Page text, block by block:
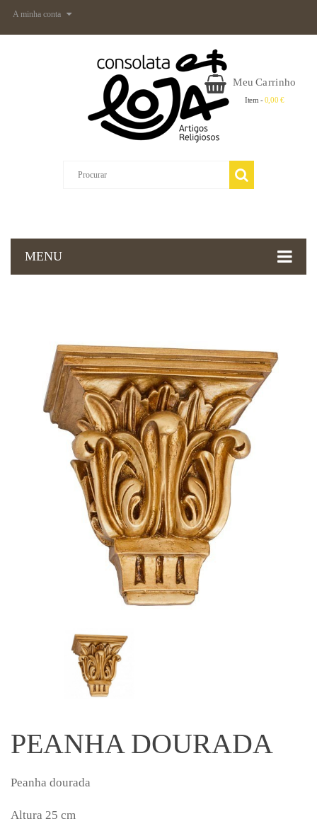
A minha conta
Meu Carrinho
Item - 0,00 €
MENU
PEANHA DOURADA
Peanha dourada
Altura 25 cm